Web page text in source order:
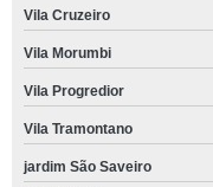
Vila Cruzeiro
Vila Morumbi
Vila Progredior
Vila Tramontano
jardim São Saveiro